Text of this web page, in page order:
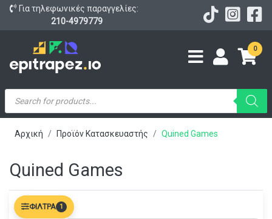
Για τηλεφωνικές παραγγελίες:
210-4979779
0
Products
search
Αρχική Προϊόν Κατασκευαστής Quined Games
Quined Games
ΦΊΛΤΡΑ 1